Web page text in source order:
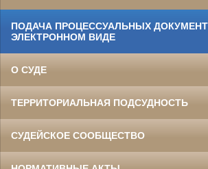
ПОДАЧА ПРОЦЕССУАЛЬНЫХ
ЭЛЕКТРОННОМ ВИДЕ
О СУДЕ
ТЕРРИТОРИАЛЬНАЯ ПОДСУДНОСТЬ
СУДЕЙСКОЕ СООБЩЕСТВО